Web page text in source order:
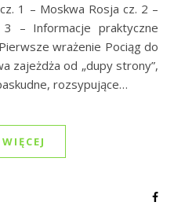
1 – Moskwa Rosja cz. 2 –
– Informacje praktyczne
wrażenie Pociąg do
zajeżdża od „dupy strony”,
rozsypujące…